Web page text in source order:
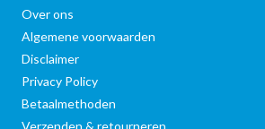
Over ons
Algemene voorwaarden
Disclaimer
Privacy Policy
Betaalmethoden